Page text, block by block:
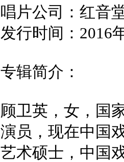
唱片公司：红音
发行时间：2016
专辑简介：
顾卫英，女，国
演员，现在中国
艺术硕士，中国